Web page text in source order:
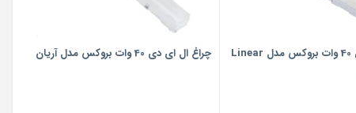
چراغ ال ای دی 40 وات بروکس مدل Linear
چراغ ال ای دی 40 وات بروکس مدل آریان